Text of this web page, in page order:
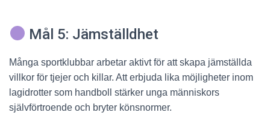
Mål 5: Jämställdhet
Många sportklubbar arbetar aktivt för att skapa jämställda
villkor för tjejer och killar. Att erbjuda lika möjligheter inom
lagidrotter som handboll stärker unga människors
självförtroende och bryter könsnormer.